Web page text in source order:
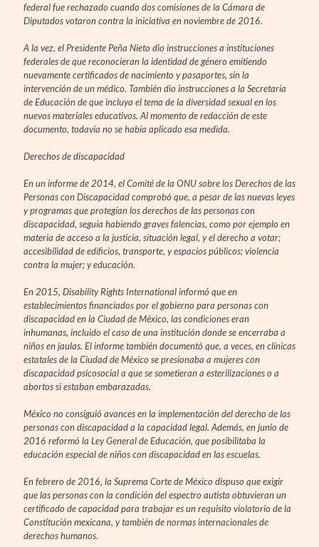
federal fue rechazado cuando dos comisiones de la Cámara de
Diputados votaron contra la iniciativa en noviembre de 2016.
A la vez, el Presidente Peña Nieto dio instrucciones a instituciones
federales de que reconocieran la identidad de género emitiendo
nuevamente certificados de nacimiento y pasaportes, sin la
intervención de un médico. También dio instrucciones a la Secretaría
de Educación de que incluya el tema de la diversidad sexual en los
nuevos materiales educativos. Al momento de redacción de este
documento, todavía no se había aplicado esa medida.
Derechos de discapacidad
En un informe de 2014, el Comité de la ONU sobre los Derechos de las
Personas con Discapacidad comprobó que, a pesar de las nuevas leyes
y programas que protegían los derechos de las personas con
discapacidad, seguía habiendo graves falencias, como por ejemplo en
materia de acceso a la justicia, situación legal, y el derecho a votar;
accesibilidad de edificios, transporte, y espacios públicos; violencia
contra la mujer; y educación.
En 2015, Disability Rights International informó que en
establecimientos financiados por el gobierno para personas con
discapacidad en la Ciudad de México, las condiciones eran
inhumanas, incluido el caso de una institución donde se encerraba a
niños en jaulas. El informe también documentó que, a veces, en clínicas
estatales de la Ciudad de México se presionaba a mujeres con
discapacidad psicosocial a que se sometieran a esterilizaciones o a
abortos si estaban embarazadas.
México no consiguió avances en la implementación del derecho de las
personas con discapacidad a la capacidad legal. Además, en junio de
2016 reformó la Ley General de Educación, que posibilitaba la
educación especial de niños con discapacidad en las escuelas.
En febrero de 2016, la Suprema Corte de México dispuso que exigir
que las personas con la condición del espectro autista obtuvieran un
certificado de capacidad para trabajar es un requisito violatorio de la
Constitución mexicana, y también de normas internacionales de
derechos humanos.